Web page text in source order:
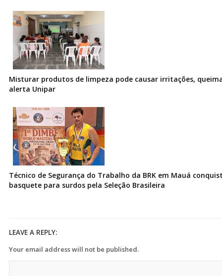
Misturar produtos de limpeza pode causar irritações,
alerta Unipar
Técnico de Segurança do Trabalho da BRK em Mauá
basquete para surdos pela Seleção Brasileira
LEAVE A REPLY:
Your email address will not be published.